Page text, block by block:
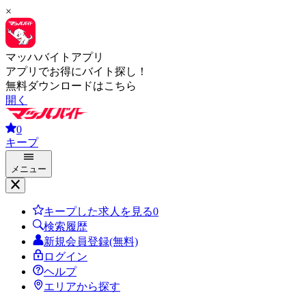
×
マッハバイトアプリ
アプリでお得にバイト探し！
無料ダウンロードはこちら
開く
0
キープ
メニュー
キープした求人を見る0
検索履歴
新規会員登録(無料)
ログイン
ヘルプ
エリアから探す